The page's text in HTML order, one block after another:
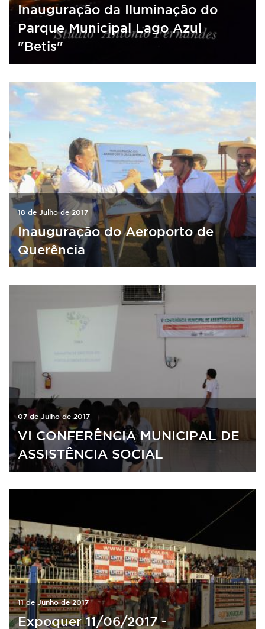
Inauguração da Iluminação do
Parque Municipal Lago Azul
"Betis"
18 de Julho de 2017
Inauguração do Aeroporto de
Querência
07 de Julho de 2017
VI CONFERÊNCIA MUNICIPAL DE
ASSISTÊNCIA SOCIAL
11 de Junho de 2017
Expoquer 11/06/2017 -